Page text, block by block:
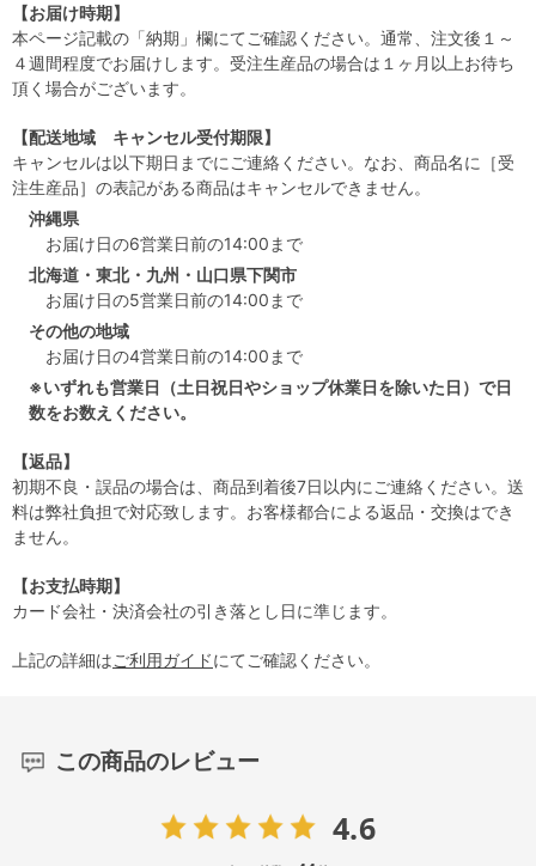
【お届け時期】
本ページ記載の「納期」欄にてご確認ください。通常、注文後１～
４週間程度でお届けします。受注生産品の場合は１ヶ月以上お待ち
頂く場合がございます。
【配送地域 キャンセル受付期限】
キャンセルは以下期日までにご連絡ください。なお、商品名に［受
注生産品］の表記がある商品はキャンセルできません。
沖縄県
お届け日の6営業日前の14:00まで
北海道・東北・九州・山口県下関市
お届け日の5営業日前の14:00まで
その他の地域
お届け日の4営業日前の14:00まで
※いずれも営業日（土日祝日やショップ休業日を除いた日）で日
数をお数えください。
【返品】
初期不良・誤品の場合は、商品到着後7日以内にご連絡ください。送
料は弊社負担で対応致します。お客様都合による返品・交換はでき
ません。
【お支払時期】
カード会社・決済会社の引き落とし日に準じます。
上記の詳細はご利用ガイドにてご確認ください。
この商品のレビュー
4.6